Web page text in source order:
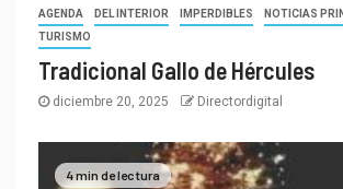
AGENDA DEL INTERIOR IMPERDIBLES
NOTICIAS
TURISMO
Tradicional Gallo de Hércules
diciembre 20, 2025 Directordigital
4 min de lectura